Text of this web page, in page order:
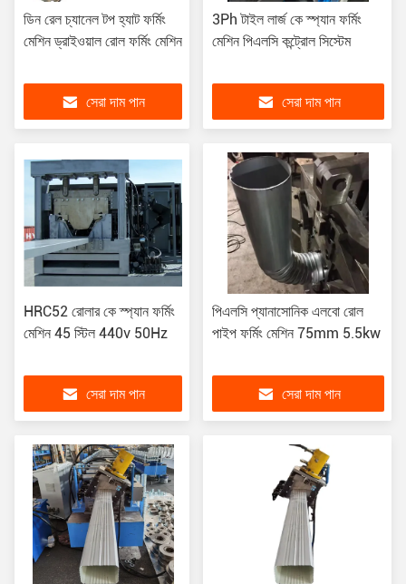
ডিন রেল চ্যানেল টপ হ্যাট ফর্মিং
মেশিন ড্রাইওয়াল রোল ফর্মিং মেশিন
সেরা দাম পান
3Ph টাইল লার্জ কে স্প্যান ফর্মিং
মেশিন পিএলসি কন্ট্রোল সিস্টেম
সেরা দাম পান
HRC52 রোলার কে স্প্যান ফর্মিং
মেশিন 45 স্টিল 440v 50Hz
সেরা দাম পান
পিএলসি প্যানাসোনিক এলবো রোল
পাইপ ফর্মিং মেশিন 75mm 5.5kw
সেরা দাম পান